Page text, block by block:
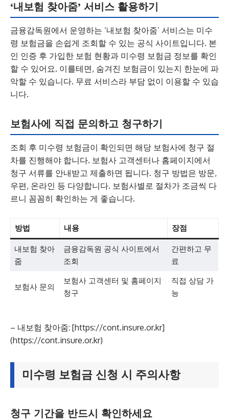
‘내보험 찾아줌’ 서비스 활용하기
금융감독원에서 운영하는 ‘내보험 찾아줌’ 서비스는 미수
령 보험금을 손쉽게 조회할 수 있는 공식 사이트입니다. 본
인 인증 후 가입한 보험 현황과 미수령 보험금 정보를 확인
할 수 있어요. 이를테면, 숨겨진 보험금이 있는지 한눈에 파
악할 수 있습니다. 무료 서비스라 부담 없이 이용할 수 있습
니다.
보험사에 직접 문의하고 청구하기
조회 후 미수령 보험금이 확인되면 해당 보험사에 청구 절
차를 진행해야 합니다. 보험사 고객센터나 홈페이지에서
청구 서류를 안내받고 제출하면 됩니다. 청구 방법은 방문,
우편, 온라인 등 다양합니다. 보험사별로 절차가 조금씩 다
르니 꼼꼼히 확인하는 게 좋습니다.
방법 내용 장점
내보험 찾아
줌
금융감독원 공식 사이트에서
조회
간편하고 무
료
보험사 문의
보험사 고객센터 및 홈페이지
청구
직접 상담 가
능
– 내보험 찾아줌: [https://cont.insure.or.kr]
(https://cont.insure.or.kr)
미수령 보험금 신청 시 주의사항
청구 기간을 반드시 확인하세요